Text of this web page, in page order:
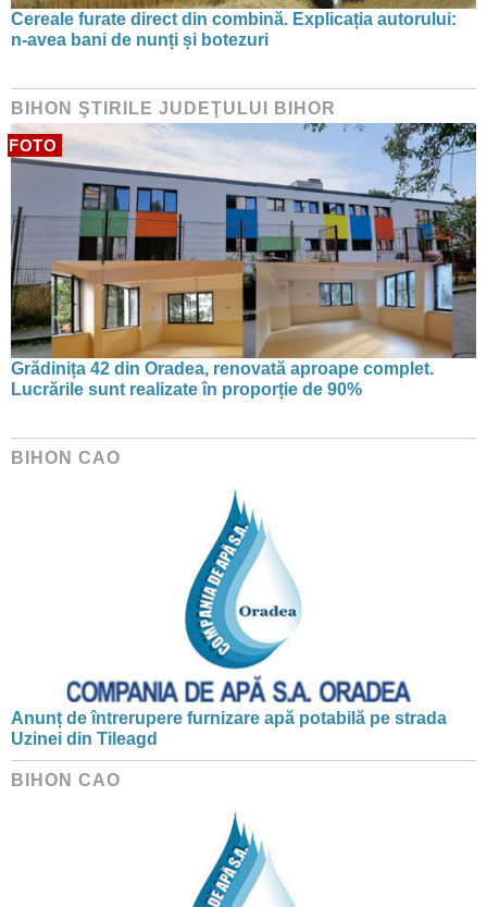
Cereale furate direct din combină. Explicația autorului:
n-avea bani de nunți și botezuri
BIHON ŞTIRILE JUDEŢULUI BIHOR
FOTO
Grădinița 42 din Oradea, renovată aproape complet.
Lucrările sunt realizate în proporție de 90%
BIHON CAO
Anunț de întrerupere furnizare apă potabilă pe strada
Uzinei din Tileagd
BIHON CAO